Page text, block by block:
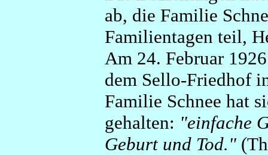
ab, die Familie
Familientagen teil,
Am 24. Februar
dem Sello-Friedhof
Familie Schnee hat
gehalten: "einfache
Geburt und Tod."